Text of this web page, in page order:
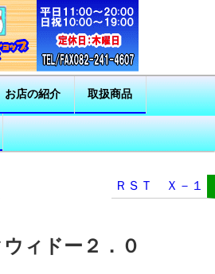
お店の紹介 取扱商品
ＲＳＴ Ｘ－１
ィドー２．０